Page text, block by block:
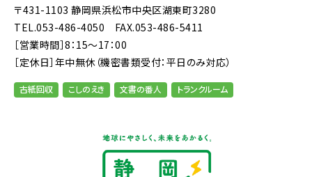
〒431-1103 静岡県浜松市中央区湖東町3280
TEL.053-486-4050 FAX.053-486-5411
［営業時間］8：15～17：00
［定休日］年中無休（機密書類受付：平日のみ対応）
古紙回収 こしのえき 文書の番人 トランクルーム